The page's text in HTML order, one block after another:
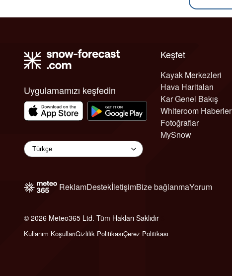
Uygulamamızı keşfedin
Keşfet
Kayak Merkezleri
Hava Haritaları
Kar Genel Bakış
Whiteroom Haberler
Fotoğraflar
MySnow
ReklamDestekİletişimBize bağlanmaYorum
© 2026 Meteo365 Ltd. Tüm Hakları Saklıdır
Kullanım KoşullarıGizlilik PolitikasıÇerez Politikası